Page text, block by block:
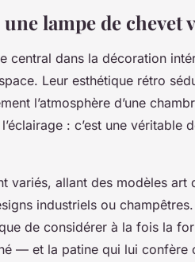
lampe de chevet
central dans la décoration
Leur esthétique rétro
l’atmosphère d’une
: c’est une véritable
variés, allant des modèles art
industriels ou
de considérer à la fois la
— et la patine qui lui confère